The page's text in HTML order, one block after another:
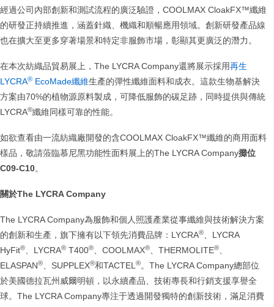
經過公司內部創新和測試流程的廣泛驗證，COOLMAX CloakFX™纖維
的研發正持續推進，涵蓋針織、機織和順暢應用領域。創新研發產品線
也在擴大至更多穿著場景和特定非服飾市場，彰顯其更廣泛的潛力。
在本次紡織品貿易展上，The LYCRA Company還將展示採用再生
LYCRA® EcoMade纖維生產的彈性纖維面料和成衣。這款生物基解決
方案由70%的植物源原料製成，可降低服飾的碳足跡，同時提供與傳統
LYCRA®纖維同樣可靠的性能。
如欲查看由一流紡織廠開發的含COOLMAX CloakFX™纖維的商用面料
樣品，敬請蒞臨慕尼黑功能性面料展上的The LYCRA Company攤位
C09-C10。
關於The LYCRA Company
The LYCRA Company為服飾和個人照護產業從事纖維與技術解決方案
的創新和生產，旗下擁有以下領先消費品牌：LYCRA®、LYCRA
HyFit®、LYCRA® T400®、COOLMAX®、THERMOLITE®、
ELASPAN®、SUPPLEX®和TACTEL®。The LYCRA Company總部位
於美國德拉瓦州威爾明頓，以永續產品、技術專長和行銷支援享譽全
球。The LYCRA Company專注于透過開發獨特的創新技術，滿足消費